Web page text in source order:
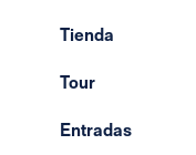
Tienda
Tour
Entradas